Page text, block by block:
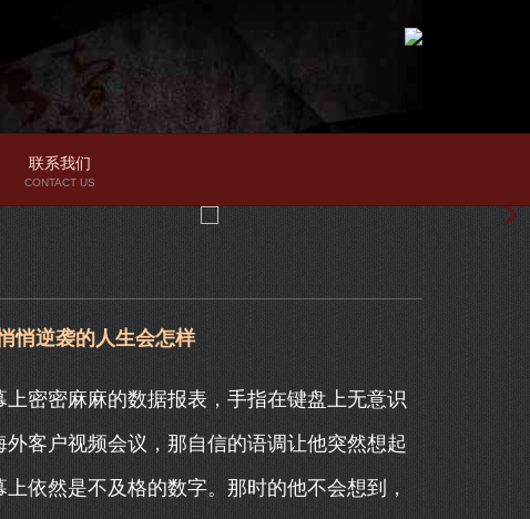
联系我们
CONTACT US
悄逆袭的人生会怎样
密密麻麻的数据报表，手指在键盘上无意识
客户视频会议，那自信的语调让他突然想起
依然是不及格的数字。那时的他不会想到，